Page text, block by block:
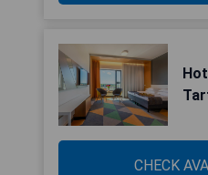
CHECK